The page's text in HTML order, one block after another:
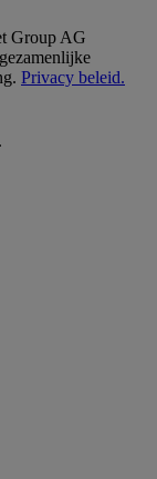
Group AG
Privacy beleid.